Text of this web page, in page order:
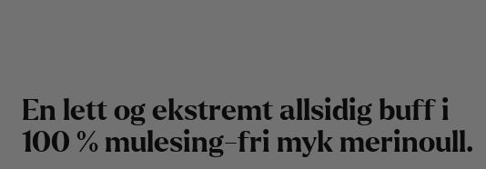
En lett og ekstremt allsidig buff i
100 % mulesing-fri myk merinoull.